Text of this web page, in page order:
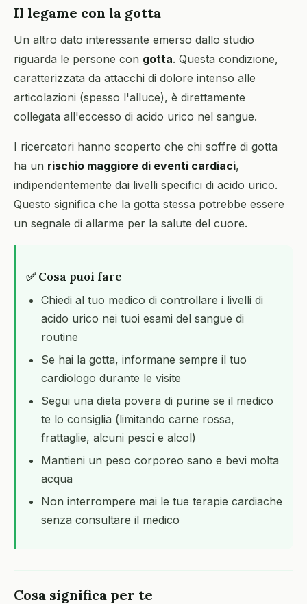
Il legame con la gotta
Un altro dato interessante emerso dallo studio
riguarda le persone con gotta. Questa condizione,
caratterizzata da attacchi di dolore intenso alle
articolazioni (spesso l'alluce), è direttamente
collegata all'eccesso di acido urico nel sangue.
I ricercatori hanno scoperto che chi soffre di gotta
ha un rischio maggiore di eventi cardiaci,
indipendentemente dai livelli specifici di acido urico.
Questo significa che la gotta stessa potrebbe essere
un segnale di allarme per la salute del cuore.
✅ Cosa puoi fare
Chiedi al tuo medico di controllare i livelli di
acido urico nei tuoi esami del sangue di
routine
Se hai la gotta, informane sempre il tuo
cardiologo durante le visite
Segui una dieta povera di purine se il medico
te lo consiglia (limitando carne rossa,
frattaglie, alcuni pesci e alcol)
Mantieni un peso corporeo sano e bevi molta
acqua
Non interrompere mai le tue terapie cardiache
senza consultare il medico
Cosa significa per te